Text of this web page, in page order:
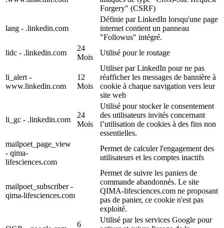
Forgery" (CSRF)
lang - .linkedin.com
Définie par LinkedIn lorsqu'une page
internet contient un panneau
"Followus" intégré.
lidc - .linkedin.com
24
Mois
Utilisé pour le routage
li_alert -
www.linkedin.com
12
Mois
Utiliser par LinkedIn pour ne pas
réafficher les messages de bannière à
cookie à chaque navigation vers leur
site web
li_gc - .linkedin.com
24
Mois
Utilisé pour stocker le consentement
des utilisateurs invités concernant
l’utilisation de cookies à des fins non
essentielles.
mailpoet_page_view
- qima-
lifesciences.com
Permet de calculer l'engagement des
utilisateurs et les comptes inactifs
mailpoet_subscriber -
qima-lifesciences.com
Permet de suivre les paniers de
commande abandonnés. Le site
QIMA-lifesciences.com ne proposant
pas de panier, ce cookie n'est pas
exploité.
6
Utilisé par les services Google pour